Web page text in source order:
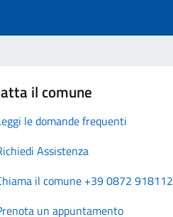
il comune
le domande frequenti
Assistenza
il comune +39 0872 918112
un appuntamento